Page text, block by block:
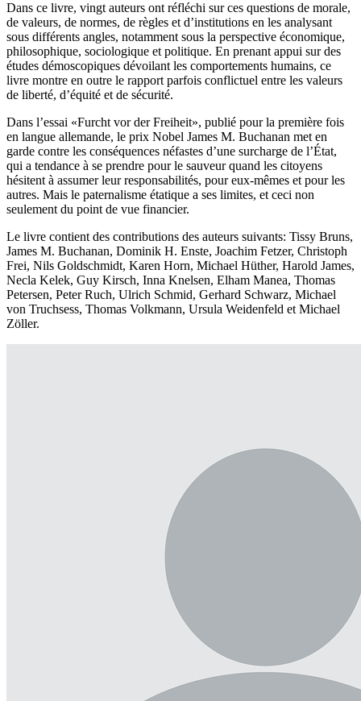
Dans ce livre, vingt auteurs ont réfléchi sur ces questions de morale,
de valeurs, de normes, de règles et d’institutions en les analysant
sous différents angles, notamment sous la perspective économique,
philosophique, sociologique et politique. En prenant appui sur des
études démoscopiques dévoilant les comportements humains, ce
livre montre en outre le rapport parfois conflictuel entre les valeurs
de liberté, d’équité et de sécurité.
Dans l’essai «Furcht vor der Freiheit», publié pour la première fois
en langue allemande, le prix Nobel James M. Buchanan met en
garde contre les conséquences néfastes d’une surcharge de l’État,
qui a tendance à se prendre pour le sauveur quand les citoyens
hésitent à assumer leur responsabilités, pour eux-mêmes et pour les
autres. Mais le paternalisme étatique a ses limites, et ceci non
seulement du point de vue financier.
Le livre contient des contributions des auteurs suivants: Tissy Bruns,
James M. Buchanan, Dominik H. Enste, Joachim Fetzer, Christoph
Frei, Nils Goldschmidt, Karen Horn, Michael Hüther, Harold James,
Necla Kelek, Guy Kirsch, Inna Knelsen, Elham Manea, Thomas
Petersen, Peter Ruch, Ulrich Schmid, Gerhard Schwarz, Michael
von Truchsess, Thomas Volkmann, Ursula Weidenfeld et Michael
Zöller.